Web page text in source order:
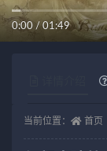
0:00 / 01:49
当前位置： 首页